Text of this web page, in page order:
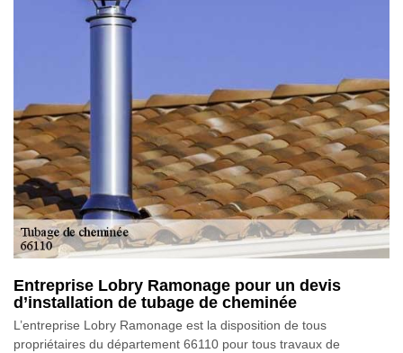
Entreprise Lobry Ramonage pour un devis
d’installation de tubage de cheminée
L’entreprise Lobry Ramonage est la disposition de tous
propriétaires du département 66110 pour tous travaux de